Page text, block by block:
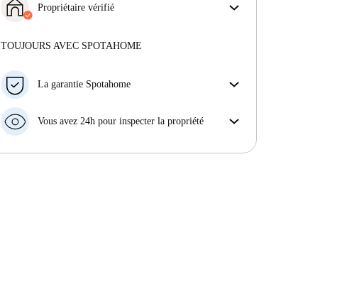
incluses, couvrant le loyer et les services pour une
expérience de location sans tracas.
Propriétaire vérifié
Plus d'informations sur ce propriétaire
TOUJOURS AVEC SPOTAHOME
La garantie Spotahome
préavis, nous allons soit (A) vous payer une chambre
soit (B) vous rembourser en totalité.
Vous avez 24h pour inspecter la propriété